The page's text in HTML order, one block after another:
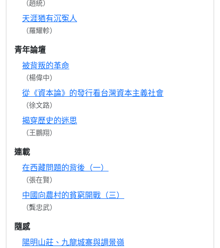
（趙統）
天涯猶有沉冤人
（羅耀軫）
青年論壇
被背叛的革命
（楊偉中）
從《資本論》的發行看台灣資本主義社會
（徐文路）
揭穿歷史的迷思
（王鵬翔）
連載
在西藏問題的背後（一）
（張在賢）
中國向農村的貧窮開戰（三）
（龔忠武）
隨感
陽明山莊、九龍城寨與調景嶺